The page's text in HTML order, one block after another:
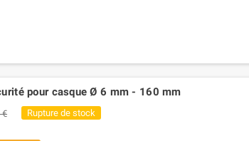
pour casque Ø 6 mm - 160 mm
€ Rupture de stock